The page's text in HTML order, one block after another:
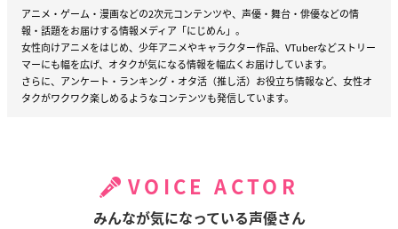
アニメ・ゲーム・漫画などの2次元コンテンツや、声優・舞台・俳優などの情
報・話題をお届けする情報メディア「にじめん」。
女性向けアニメをはじめ、少年アニメやキャラクター作品、VTuberなどストリー
マーにも幅を広げ、オタクが気になる情報を幅広くお届けしています。
さらに、アンケート・ランキング・オタ活（推し活）お役立ち情報など、女性オ
タクがワクワク楽しめるようなコンテンツも発信しています。
VOICE ACTOR
みんなが気になっている声優さん